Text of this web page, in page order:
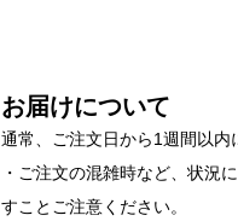
お届けについて
通常、ご注文日から1週間以内
・ご注文の混雑時など、状況
すことご注意ください。